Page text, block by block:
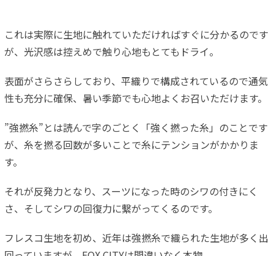
これは実際に生地に触れていただければすぐに分かるのです
が、光沢感は控えめで触り心地もとてもドライ。
表面がさらさらしており、平織りで構成されているので通気
性も充分に確保、暑い季節でも心地よくお召いただけます。
”強撚糸”とは読んで字のごとく「強く撚った糸」のことです
が、糸を撚る回数が多いことで糸にテンションがかかりま
す。
それが反発力となり、スーツになった時のシワの付きにく
さ、そしてシワの回復力に繫がってくるのです。
フレスコ生地を初め、近年は強撚糸で織られた生地が多く出